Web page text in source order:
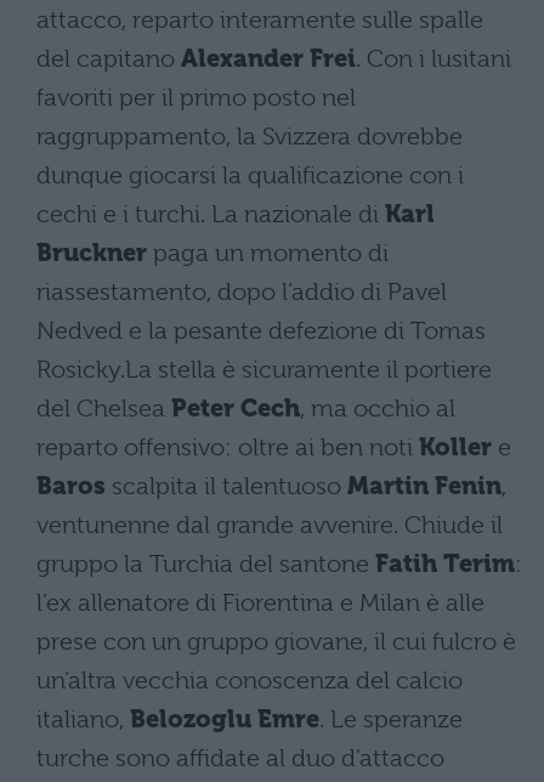
attacco, reparto interamente sulle spalle
del capitano Alexander Frei. Con i lusitani
favoriti per il primo posto nel
raggruppamento, la Svizzera dovrebbe
dunque giocarsi la qualificazione con i
cechi e i turchi. La nazionale di Karl
Bruckner paga un momento di
riassestamento, dopo l’addio di Pavel
Nedved e la pesante defezione di Tomas
Rosicky.La stella è sicuramente il portiere
del Chelsea Peter Cech, ma occhio al
reparto offensivo: oltre ai ben noti Koller e
Baros scalpita il talentuoso Martin Fenin,
ventunenne dal grande avvenire. Chiude il
gruppo la Turchia del santone Fatih Terim:
l’ex allenatore di Fiorentina e Milan è alle
prese con un gruppo giovane, il cui fulcro è
un’altra vecchia conoscenza del calcio
italiano, Belozoglu Emre. Le speranze
turche sono affidate al duo d’attacco